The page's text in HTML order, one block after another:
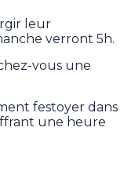
leur
verront 5h.
vous une
festoyer dans
une heure